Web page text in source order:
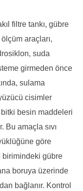
filtre tankı, gübre
araçları,
suda
girmeden önce
sulama
cisimler
besin maddeleri
Bu amaçla sıvı
göre
birimindeki gübre
boruya üzerinde
bağlanır. Kontrol